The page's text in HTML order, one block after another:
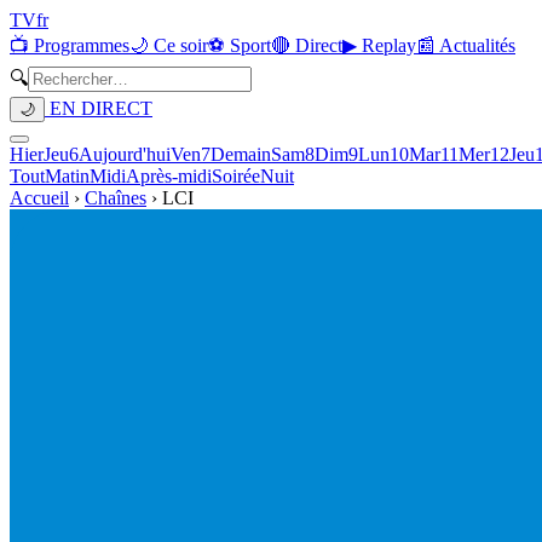
TVfr
📺 Programmes🌙 Ce soir⚽ Sport🔴 Direct▶ Replay📰 Actualités
🔍
🌙 EN DIRECT
HierJeu6Aujourd'huiVen7DemainSam8Dim9Lun10Mar11Mer12Jeu
ToutMatinMidiAprès-midiSoiréeNuit
Accueil › Chaînes › LCI